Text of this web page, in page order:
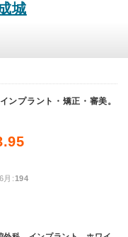
城
ンプラント・矯正・審美。
:194